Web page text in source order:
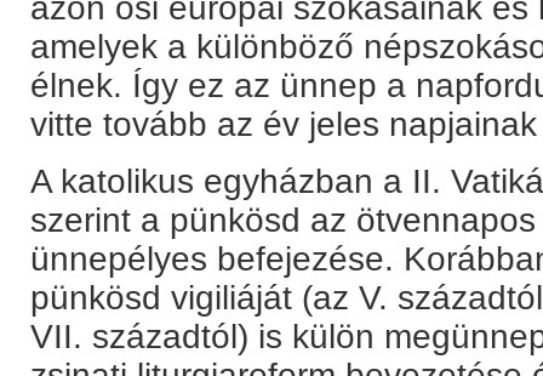
azon ősi európai szokásainak
amelyek a különböző
élnek. Így ez az ünnep a
vitte tovább az év jeles
A katolikus egyházban a II.
szerint a pünkösd az
ünnepélyes befejezése.
pünkösd vigiliáját (az V.
VII. századtól) is külön